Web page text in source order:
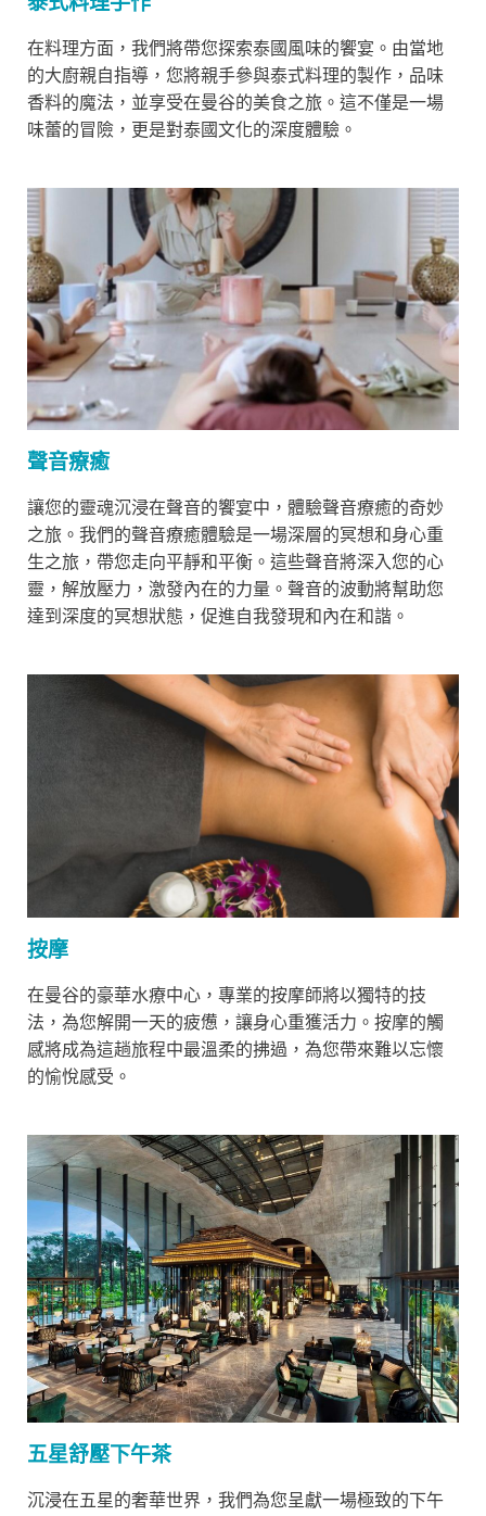
在料理方面，我們將帶您探索泰國風味的饗宴。由當地
的大廚親自指導，您將親手參與泰式料理的製作，品味
香料的魔法，並享受在曼谷的美食之旅。這不僅是一場
味蕾的冒險，更是對泰國文化的深度體驗。
聲音療癒
讓您的靈魂沉浸在聲音的饗宴中，體驗聲音療癒的奇妙
之旅。我們的聲音療癒體驗是一場深層的冥想和身心重
生之旅，帶您走向平靜和平衡。 這些聲音將深入您的心
靈，解放壓力，激發內在的力量。聲音的波動將幫助您
達到深度的冥想狀態，促進自我發現和內在和諧。
按摩
在曼谷的豪華水療中心，專業的按摩師將以獨特的技
法，為您解開一天的疲憊，讓身心重獲活力。按摩的觸
感將成為這趟旅程中最溫柔的拂過，為您帶來難以忘懷
的愉悅感受。
五星舒壓下午茶
沉浸在五星的奢華世界，我們為您呈獻一場極致的下午